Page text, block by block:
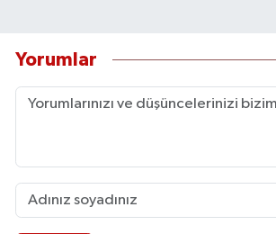
Yorumlar